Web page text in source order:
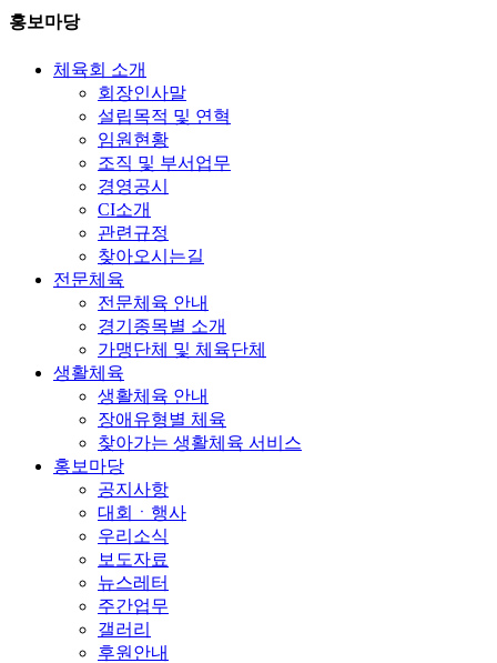
홍보마당
체육회 소개
회장인사말
설립목적 및 연혁
임원현황
조직 및 부서업무
경영공시
CI소개
관련규정
찾아오시는길
전문체육
전문체육 안내
경기종목별 소개
가맹단체 및 체육단체
생활체육
생활체육 안내
장애유형별 체육
찾아가는 생활체육 서비스
홍보마당
공지사항
대회ㆍ행사
우리소식
보도자료
뉴스레터
주간업무
갤러리
후원안내